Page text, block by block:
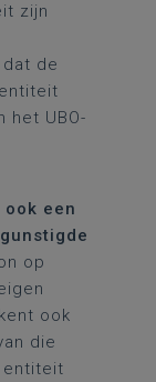
zijn
de
het UBO-
een
op
ook
die
entiteit